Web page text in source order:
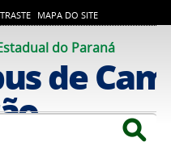
MAPA DO SITE
do Paraná
de